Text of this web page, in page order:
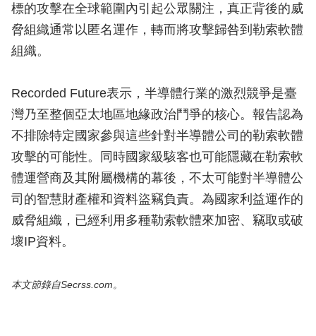
標的攻擊在全球範圍內引起公眾關注，真正背後的威
脅組織通常以匿名運作，轉而將攻擊歸咎到勒索軟體
組織。
Recorded Future表示，半導體行業的激烈競爭是臺
灣乃至整個亞太地區地緣政治鬥爭的核心。報告認為
不排除特定國家參與這些針對半導體公司的勒索軟體
攻擊的可能性。同時國家級駭客也可能隱藏在勒索軟
體運營商及其附屬機構的幕後，不太可能對半導體公
司的智慧財產權和資料盜竊負責。為國家利益運作的
威脅組織，已經利用多種勒索軟體來加密、竊取或破
壞IP資料。
本文節錄自Secrss.com。